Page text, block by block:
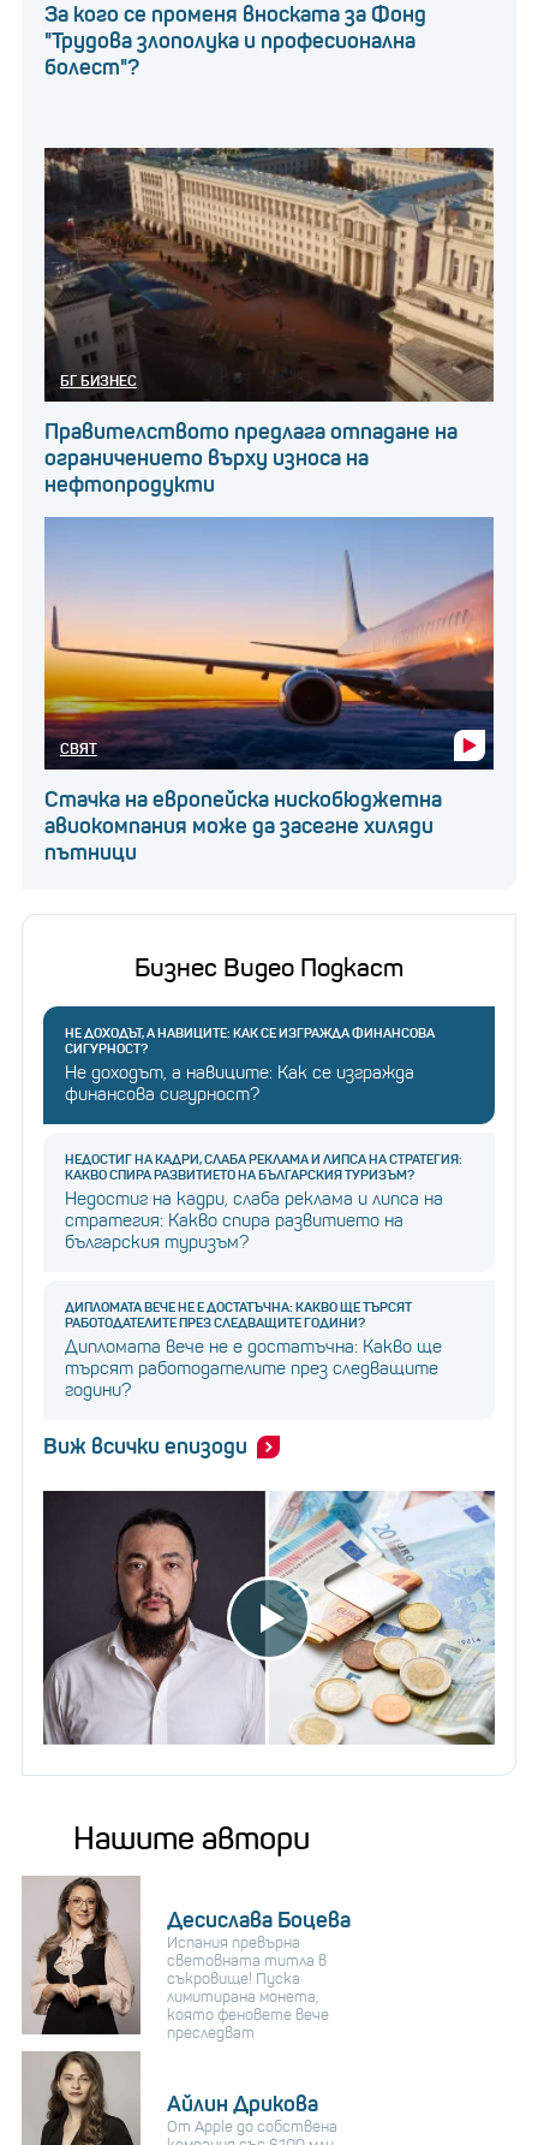
За кого се променя вноската за Фонд
"Трудова злополука и професионална
болест"?
БГ БИЗНЕС
Правителството предлага отпадане на
ограничението върху износа на
нефтопродукти
СВЯТ
Стачка на европейска нискобюджетна
авиокомпания може да засегне хиляди
пътници
Бизнес Видео Подкаст
НЕ ДОХОДЪТ, А НАВИЦИТЕ: КАК СЕ ИЗГРАЖДА ФИНАНСОВА
СИГУРНОСТ?
Не доходът, а навиците: Как се изгражда
финансова сигурност?
НЕДОСТИГ НА КАДРИ, СЛАБА РЕКЛАМА И ЛИПСА НА СТРАТЕГИЯ:
КАКВО СПИРА РАЗВИТИЕТО НА БЪЛГАРСКИЯ ТУРИЗЪМ?
Недостиг на кадри, слаба реклама и липса на
стратегия: Какво спира развитието на
българския туризъм?
ДИПЛОМАТА ВЕЧЕ НЕ Е ДОСТАТЪЧНА: КАКВО ЩЕ ТЪРСЯТ
РАБОТОДАТЕЛИТЕ ПРЕЗ СЛЕДВАЩИТЕ ГОДИНИ?
Дипломата вече не е достатъчна: Какво ще
търсят работодателите през следващите
години?
Виж всички епизоди
Нашите автори
Десислава Боцева
Испания превърна
световната титла в
съкровище! Пуска
лимитирана монета,
която феновете вече
преследват
Айлин Дрикова
От Apple до собствена